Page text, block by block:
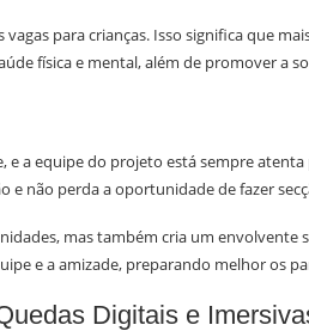
para crianças. Isso significa que
física e mental, além de promover a
e a equipe do projeto está sempre
e não perda a oportunidade de fazer
mas também cria um envolvente
e a amizade, preparando melhor os
Digitais e